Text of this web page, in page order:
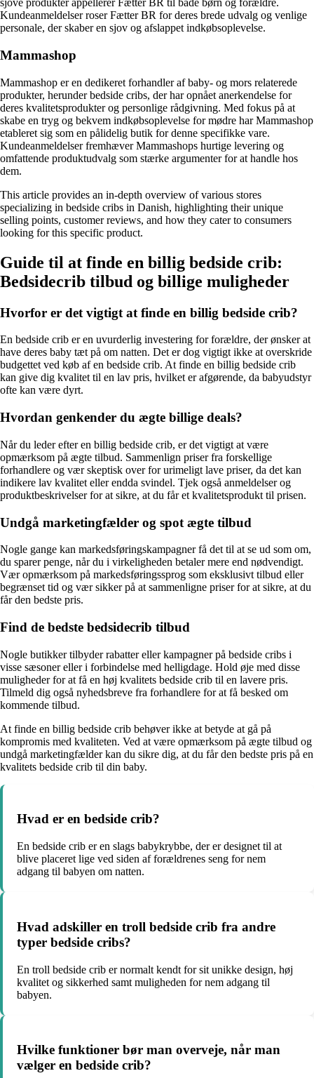
sjove produkter appellerer Fætter BR til både børn og forældre.
Kundeanmeldelser roser Fætter BR for deres brede udvalg og venlige
personale, der skaber en sjov og afslappet indkøbsoplevelse.
Mammashop
Mammashop er en dedikeret forhandler af baby- og mors relaterede
produkter, herunder bedside cribs, der har opnået anerkendelse for
deres kvalitetsprodukter og personlige rådgivning. Med fokus på at
skabe en tryg og bekvem indkøbsoplevelse for mødre har Mammashop
etableret sig som en pålidelig butik for denne specifikke vare.
Kundeanmeldelser fremhæver Mammashops hurtige levering og
omfattende produktudvalg som stærke argumenter for at handle hos
dem.
This article provides an in-depth overview of various stores
specializing in bedside cribs in Danish, highlighting their unique
selling points, customer reviews, and how they cater to consumers
looking for this specific product.
Guide til at finde en billig bedside crib:
Bedsidecrib tilbud og billige muligheder
Hvorfor er det vigtigt at finde en billig bedside crib?
En bedside crib er en uvurderlig investering for forældre, der ønsker at
have deres baby tæt på om natten. Det er dog vigtigt ikke at overskride
budgettet ved køb af en bedside crib. At finde en billig bedside crib
kan give dig kvalitet til en lav pris, hvilket er afgørende, da babyudstyr
ofte kan være dyrt.
Hvordan genkender du ægte billige deals?
Når du leder efter en billig bedside crib, er det vigtigt at være
opmærksom på ægte tilbud. Sammenlign priser fra forskellige
forhandlere og vær skeptisk over for urimeligt lave priser, da det kan
indikere lav kvalitet eller endda svindel. Tjek også anmeldelser og
produktbeskrivelser for at sikre, at du får et kvalitetsprodukt til prisen.
Undgå marketingfælder og spot ægte tilbud
Nogle gange kan markedsføringskampagner få det til at se ud som om,
du sparer penge, når du i virkeligheden betaler mere end nødvendigt.
Vær opmærksom på markedsføringssprog som eksklusivt tilbud eller
begrænset tid og vær sikker på at sammenligne priser for at sikre, at du
får den bedste pris.
Find de bedste bedsidecrib tilbud
Nogle butikker tilbyder rabatter eller kampagner på bedside cribs i
visse sæsoner eller i forbindelse med helligdage. Hold øje med disse
muligheder for at få en høj kvalitets bedside crib til en lavere pris.
Tilmeld dig også nyhedsbreve fra forhandlere for at få besked om
kommende tilbud.
At finde en billig bedside crib behøver ikke at betyde at gå på
kompromis med kvaliteten. Ved at være opmærksom på ægte tilbud og
undgå marketingfælder kan du sikre dig, at du får den bedste pris på en
kvalitets bedside crib til din baby.
Hvad er en bedside crib?
En bedside crib er en slags babykrybbe, der er designet til at
blive placeret lige ved siden af forældrenes seng for nem
adgang til babyen om natten.
Hvad adskiller en troll bedside crib fra andre
typer bedside cribs?
En troll bedside crib er normalt kendt for sit unikke design, høj
kvalitet og sikkerhed samt muligheden for nem adgang til
babyen.
Hvilke funktioner bør man overveje, når man
vælger en bedside crib?